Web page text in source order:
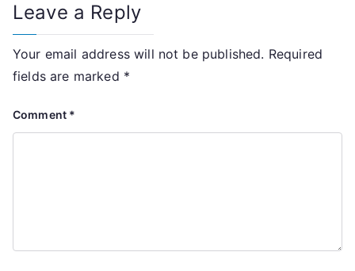
Leave a Reply
Your email address will not be published. Required
fields are marked *
Comment *